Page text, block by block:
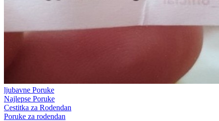
ljubavne Poruke
Najlepse Poruke
Cestitka za Rodendan
Poruke za rodendan